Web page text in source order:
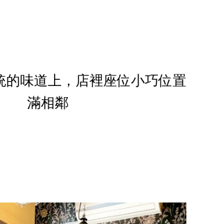
的味道上，店裡座位小巧位置
滿相鄰